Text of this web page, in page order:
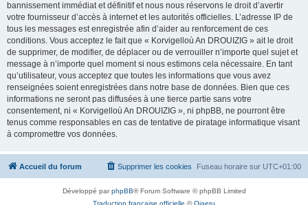
bannissement immédiat et définitif et nous nous réservons le droit d’avertir
votre fournisseur d’accès à internet et les autorités officielles. L’adresse IP de
tous les messages est enregistrée afin d’aider au renforcement de ces
conditions. Vous acceptez le fait que « Korvigelloù An DROUIZIG » ait le droit
de supprimer, de modifier, de déplacer ou de verrouiller n’importe quel sujet et
message à n’importe quel moment si nous estimons cela nécessaire. En tant
qu’utilisateur, vous acceptez que toutes les informations que vous avez
renseignées soient enregistrées dans notre base de données. Bien que ces
informations ne seront pas diffusées à une tierce partie sans votre
consentement, ni « Korvigelloù An DROUIZIG », ni phpBB, ne pourront être
tenus comme responsables en cas de tentative de piratage informatique visant
à compromettre vos données.
Accueil du forum Fuseau horaire sur UTC+01:00
Supprimer les cookies
Développé parphpBB® Forum Software © phpBB Limited
Traduction française officielle ©Qiaeru